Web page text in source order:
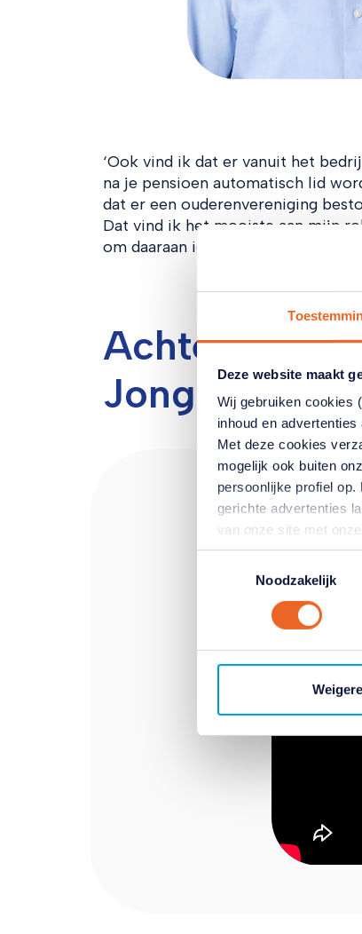
Deze website maakt
Wij gebruiken cookies
inhoud en advertenties
Met deze cookies
mogelijk ook buiten
persoonlijke profiel
gerichte advertenties
van onze site met
combineren met
hun services.
Lees hierover meer in
Noodzakelijk
‘Ook vind ik dat er vanuit het
na je pensioen automatisch lid
dat er een ouderenvereniging
Dat vind ik het mooiste aan mijn
om daaraan iets te kunnen doen is
Achter de
Jongsma